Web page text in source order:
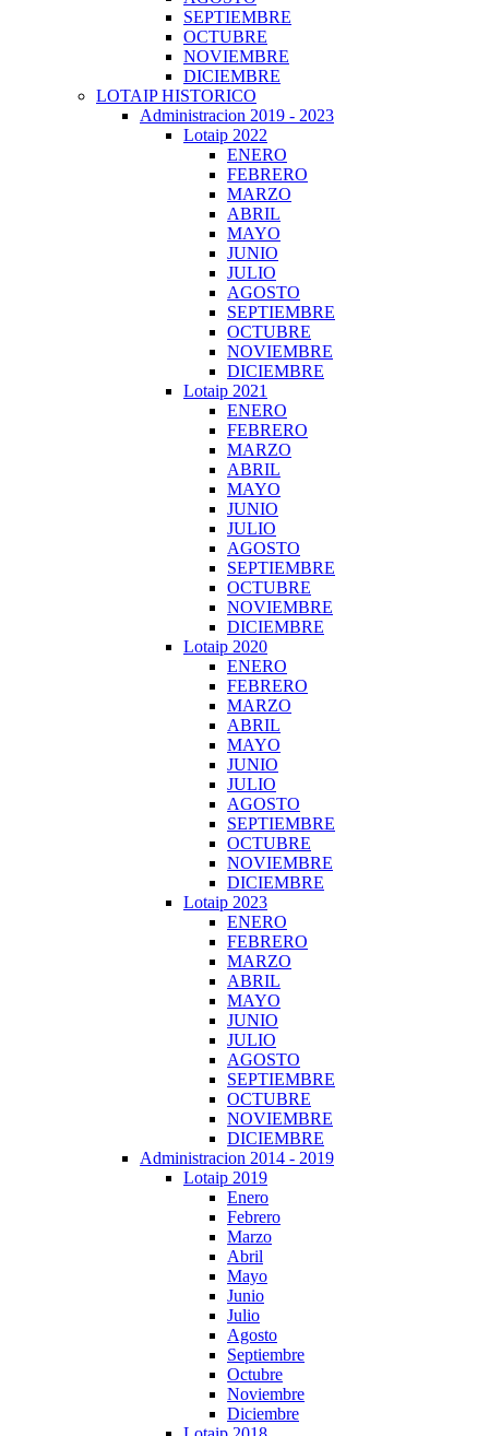
SEPTIEMBRE
OCTUBRE
NOVIEMBRE
DICIEMBRE
LOTAIP HISTORICO
Administracion 2019 - 2023
Lotaip 2022
ENERO
FEBRERO
MARZO
ABRIL
MAYO
JUNIO
JULIO
AGOSTO
SEPTIEMBRE
OCTUBRE
NOVIEMBRE
DICIEMBRE
Lotaip 2021
ENERO
FEBRERO
MARZO
ABRIL
MAYO
JUNIO
JULIO
AGOSTO
SEPTIEMBRE
OCTUBRE
NOVIEMBRE
DICIEMBRE
Lotaip 2020
ENERO
FEBRERO
MARZO
ABRIL
MAYO
JUNIO
JULIO
AGOSTO
SEPTIEMBRE
OCTUBRE
NOVIEMBRE
DICIEMBRE
Lotaip 2023
ENERO
FEBRERO
MARZO
ABRIL
MAYO
JUNIO
JULIO
AGOSTO
SEPTIEMBRE
OCTUBRE
NOVIEMBRE
DICIEMBRE
Administracion 2014 - 2019
Lotaip 2019
Enero
Febrero
Marzo
Abril
Mayo
Junio
Julio
Agosto
Septiembre
Octubre
Noviembre
Diciembre